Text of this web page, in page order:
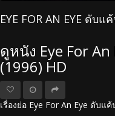
EYE FOR AN EYE ดับ
ดูหนัง Eye For
(1996) HD
เรื่องย่อ Eye For An Eye ดับแ